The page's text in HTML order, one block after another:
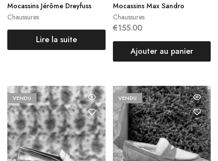
Chaussures
Mocassins Jérôme Dreyfuss
Lire la suite
Chaussures
Mocassins Max Sandro
€155.00
Ajouter au panier
VENDU VENDU